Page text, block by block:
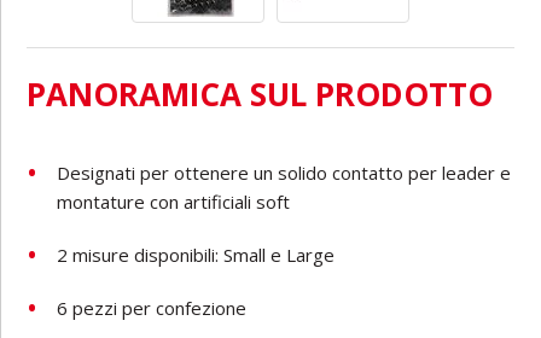
PANORAMICA SUL PRODOTTO
Designati per ottenere un solido contatto per leader e
montature con artificiali soft
2 misure disponibili: Small e Large
6 pezzi per confezione